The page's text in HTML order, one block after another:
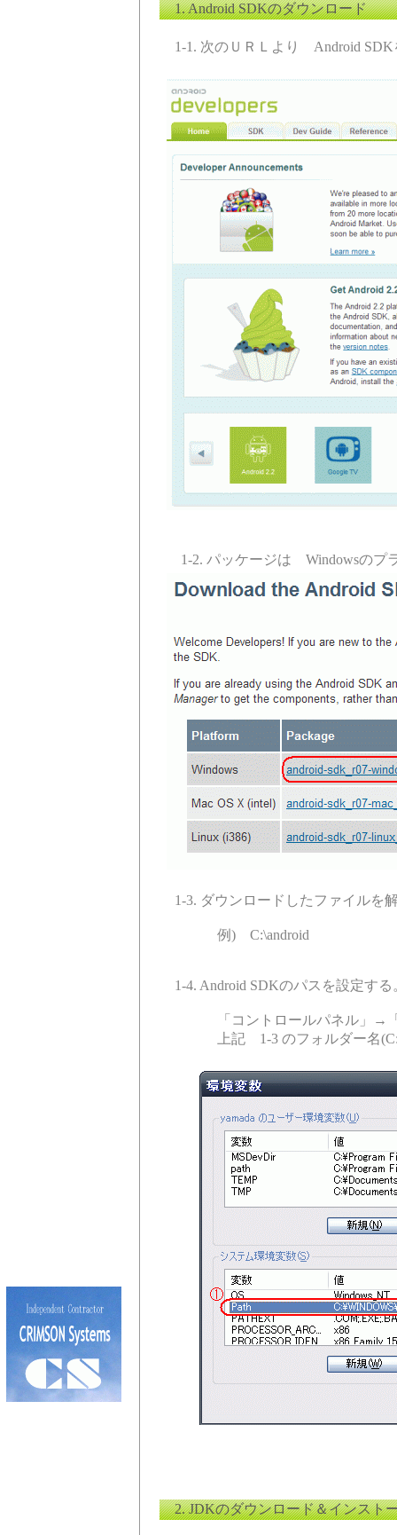
1. Android SDKのダウンロード
1-1. 次のＵＲＬより Android
1-2. パッケージは Windowsのプ
1-3. ダウンロードしたファイルを
例) C:\android
1-4. Android SDKのパスを設定する
「コントロールパネル」→「シ
上記 1-3 のフォルダー名
2. JDKのダウンロード＆インスト